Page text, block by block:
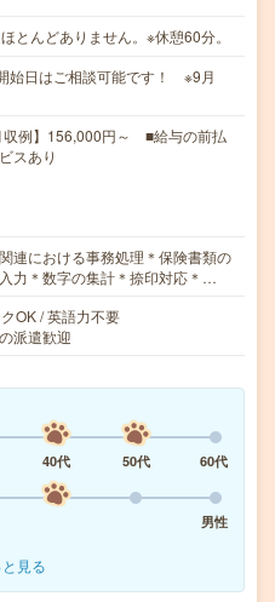
んどありません。※休憩60分。
日はご相談可能です！ ※9月
例】156,000円～ ■給与の前払
スあり
連における事務処理＊保険書類の
力＊数字の集計＊捺印対応＊…
OK / 英語力不要
派遣歓迎
40代 50代
60代
男性
見る